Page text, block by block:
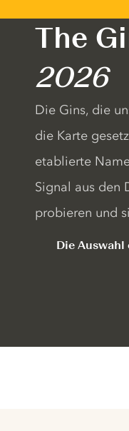
The
2026
Die Gins, die
die Karte
etablierte
Signal aus den
probieren und
Die Auswahl